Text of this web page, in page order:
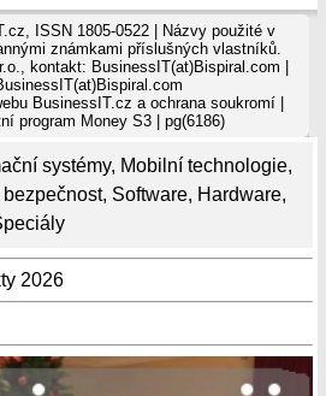
systémy, Mobilní technologie,
bezpečnost, Software, Hardware,
2026
ISSN 1805-0522 | Názvy použité v
známkami příslušných vlastníků.
kontakt: BusinessIT(at)Bispiral.com |
BusinessIT.cz a ochrana soukromí|
program Money S3 | pg(6186)